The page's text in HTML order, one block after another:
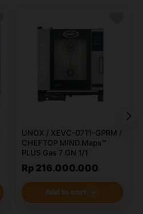
UNOX / XEVC-0711-GPRM /
CHEFTOP MIND.Maps™
PLUS Gas 7 GN 1/1
Rp 216.000.000
Add to cart ＋